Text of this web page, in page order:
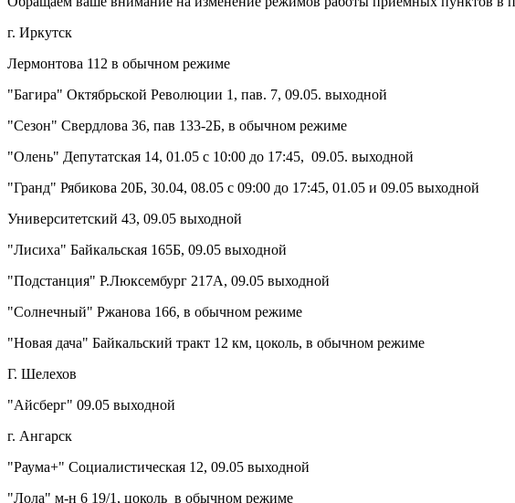
г. Иркутск
Лермонтова 112 в обычном режиме
"Багира" Октябрьской Революции 1, пав. 7, 09.05. выходной
"Сезон" Свердлова 36, пав 133-2Б, в обычном режиме
"Олень" Депутатская 14, 01.05 с 10:00 до 17:45, 09.05. выходной
"Гранд" Рябикова 20Б, 30.04, 08.05 с 09:00 до 17:45, 01.05 и 09.05 выходной
Университетский 43, 09.05 выходной
"Лисиха" Байкальская 165Б, 09.05 выходной
"Подстанция" Р.Люксембург 217А, 09.05 выходной
"Солнечный" Ржанова 166, в обычном режиме
"Новая дача" Байкальский тракт 12 км, цоколь, в обычном режиме
Г. Шелехов
"Айсберг" 09.05 выходной
г. Ангарск
"Раума+" Социалистическая 12, 09.05 выходной
"Лола" м-н 6 19/1, цоколь в обычном режиме